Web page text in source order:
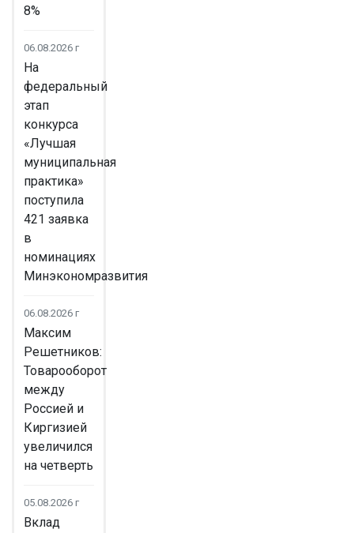
8%
06.08.2026 г
На
федеральный
этап
конкурса
«Лучшая
муниципальная
практика»
поступила
421 заявка
в
номинациях
Минэкономразвития
06.08.2026 г
Максим
Решетников:
Товарооборот
между
Россией и
Киргизией
увеличился
на четверть
05.08.2026 г
Вклад